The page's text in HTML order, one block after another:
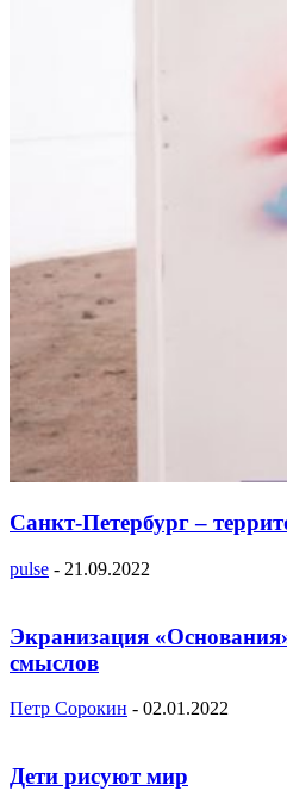
Санкт-Петербург –
pulse - 21.09.2022
Экранизация
смыслов
Петр Сорокин - 02.01.2022
Дети рисуют мир